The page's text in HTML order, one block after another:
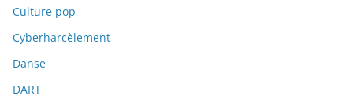
Culture pop
Cyberharcèlement
Danse
DART